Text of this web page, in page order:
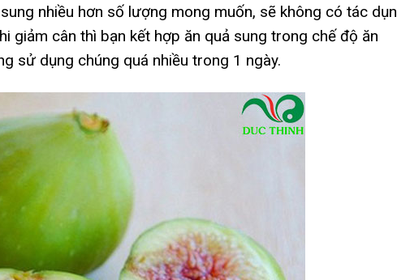
nhiều hơn số lượng mong muốn, sẽ không có tác
giảm cân thì bạn kết hợp ăn quả sung trong chế độ ăn
sử dụng chúng quá nhiều trong 1 ngày.